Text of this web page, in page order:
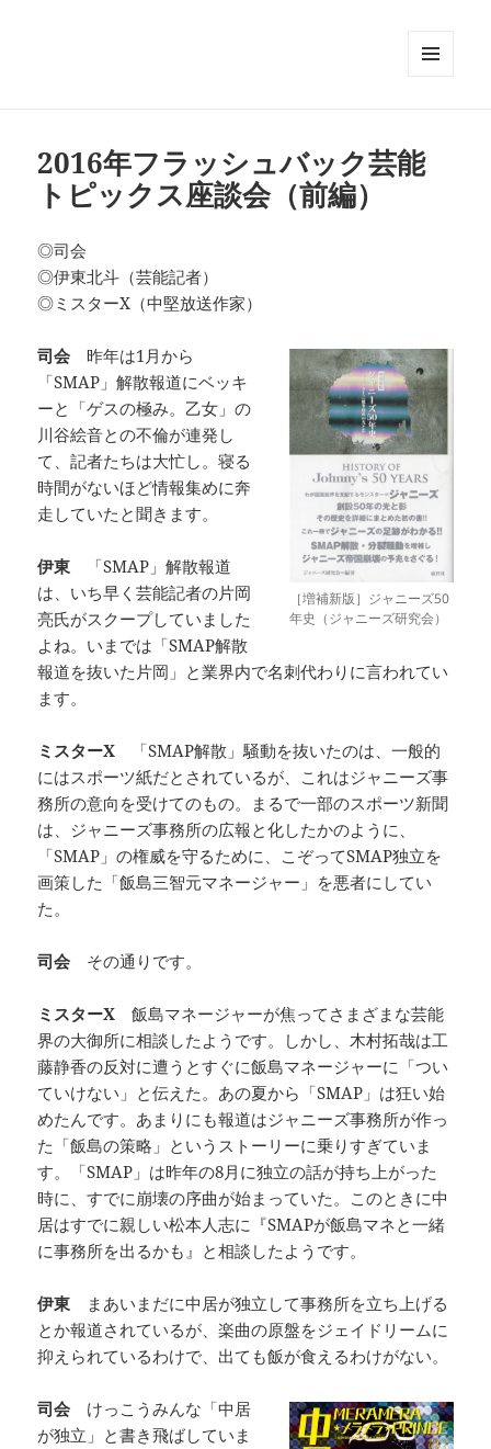
2016年フラッシュバック芸能
トピックス座談会（前編）
◎司会
◎伊東北斗（芸能記者）
◎ミスターX（中堅放送作家）
［増補新版］ジャニーズ50
年史（ジャニーズ研究会）
司会 昨年は1月から
「SMAP」解散報道にベッキ
ーと「ゲスの極み。乙女」の
川谷絵音との不倫が連発し
て、記者たちは大忙し。寝る
時間がないほど情報集めに奔
走していたと聞きます。
伊東 「SMAP」解散報道
は、いち早く芸能記者の片岡
亮氏がスクープしていました
よね。いまでは「SMAP解散
報道を抜いた片岡」と業界内で名刺代わりに言われてい
ます。
ミスターX 「SMAP解散」騒動を抜いたのは、一般的
にはスポーツ紙だとされているが、これはジャニーズ事
務所の意向を受けてのもの。まるで一部のスポーツ新聞
は、ジャニーズ事務所の広報と化したかのように、
「SMAP」の権威を守るために、こぞってSMAP独立を
画策した「飯島三智元マネージャー」を悪者にしてい
た。
司会 その通りです。
ミスターX 飯島マネージャーが焦ってさまざまな芸能
界の大御所に相談したようです。しかし、木村拓哉は工
藤静香の反対に遭うとすぐに飯島マネージャーに「つい
ていけない」と伝えた。あの夏から「SMAP」は狂い始
めたんです。あまりにも報道はジャニーズ事務所が作っ
た「飯島の策略」というストーリーに乗りすぎていま
す。「SMAP」は昨年の8月に独立の話が持ち上がった
時に、すでに崩壊の序曲が始まっていた。このときに中
居はすでに親しい松本人志に『SMAPが飯島マネと一緒
に事務所を出るかも』と相談したようです。
伊東 まあいまだに中居が独立して事務所を立ち上げる
とか報道されているが、楽曲の原盤をジェイドリームに
抑えられているわけで、出ても飯が食えるわけがない。
司会 けっこうみんな「中居
が独立」と書き飛ばしていま